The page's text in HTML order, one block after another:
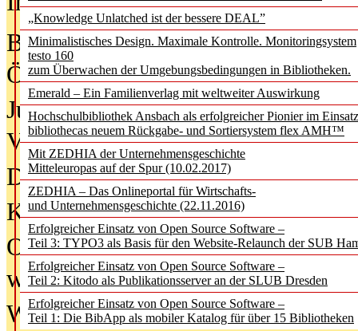
„Knowledge Unlatched ist der bessere DEAL”
Minimalistisches Design. Maximale Kontrolle. Monitoringsystem
testo 160
zum Überwachen der Umgebungsbedingungen in Bibliotheken.
Emerald – Ein Familienverlag mit weltweiter Auswirkung
Hochschulbibliothek Ansbach als erfolgreicher Pionier im
bibliothecas neuem Rückgabe- und Sortiersystem flex AMH™
Mit ZEDHIA der Unternehmensgeschichte
Mitteleuropas auf der Spur (10.02.2017)
ZEDHIA – Das Onlineportal für Wirtschafts-
und Unternehmensgeschichte (22.11.2016)
Erfolgreicher Einsatz von Open Source Software –
Teil 3: TYPO3 als Basis für den Website-Relaunch der SUB
Erfolgreicher Einsatz von Open Source Software –
Teil 2: Kitodo als Publikationsserver an der SLUB Dresden
Erfolgreicher Einsatz von Open Source Software –
Teil 1: Die BibApp als mobiler Katalog für über 15 Bibliotheken
Bürgerforum fordert mehr
Öffentlichkeit
Jugendliche wollen besseren
Verbote
Digitale Langzeit­archi­vierung
KI-Chatbots werden Teil der
Offene Infrastrukturen für
wissenschaftliche
Warum die Debatte über KI-Texte